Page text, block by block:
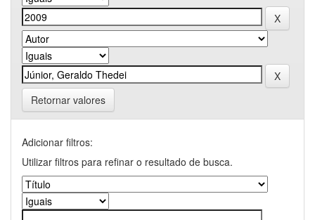
Retornar valores
Adicionar filtros:
Utilizar filtros para refinar o resultado de busca.